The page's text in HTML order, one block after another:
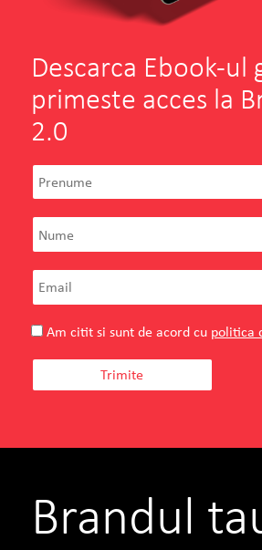
Descarca Ebook-ul
primeste acces la
2.0
Am citit si sunt de acord cu politica
Brandul